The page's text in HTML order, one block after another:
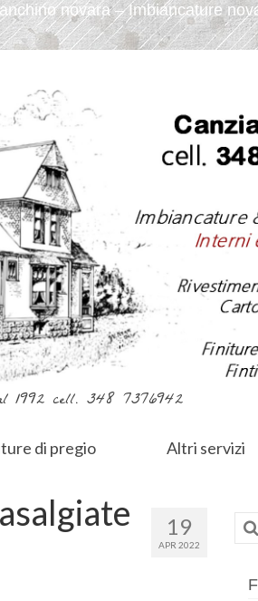
novara – Imbiancature
1992 cell. 348 7376942
di pregio Altri servizi
19
APR 2022